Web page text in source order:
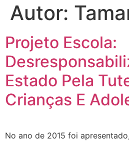
Autor:
Projeto Escola:
Estado Pela
Crianças E
No ano de 2015 foi